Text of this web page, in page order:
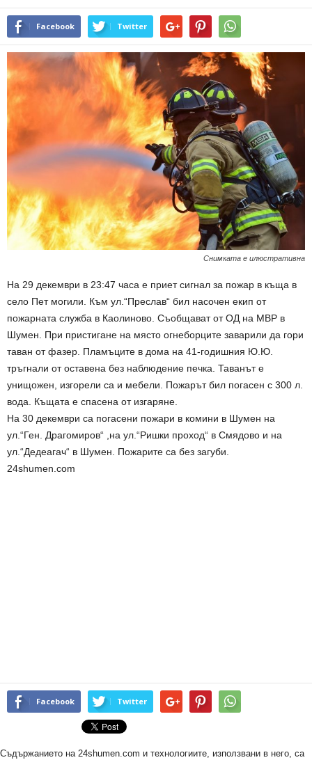
Facebook Twitter
Снимката е илюстративна
На 29 декември в 23:47 часа е приет сигнал за пожар в къща в
село Пет могили. Към ул.“Преслав“ бил насочен екип от
пожарната служба в Каолиново. Съобщават от ОД на МВР в
Шумен. При пристигане на място огнеборците заварили да гори
таван от фазер. Пламъците в дома на 41-годишния Ю.Ю.
тръгнали от оставена без наблюдение печка. Таванът е
унищожен, изгорели са и мебели. Пожарът бил погасен с 300 л.
вода. Къщата е спасена от изгаряне.
На 30 декември са погасени пожари в комини в Шумен на
ул.“Ген. Драгомиров“ ,на ул.“Ришки проход“ в Смядово и на
ул.“Дедеагач“ в Шумен. Пожарите са без загуби.
24shumen.com
Facebook Twitter
Съдържанието на 24shumen.com и технологиите, използвани в него, са